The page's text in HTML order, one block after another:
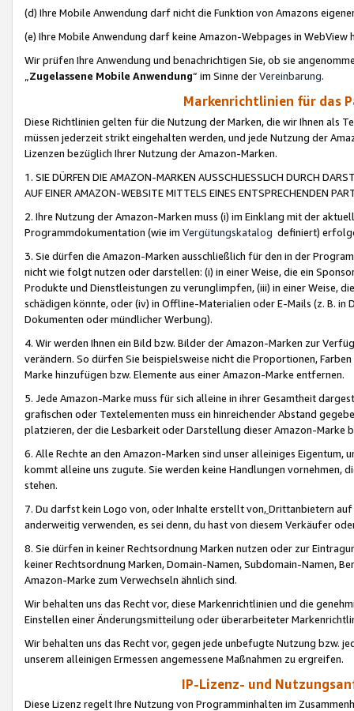
(d) Ihre Mobile Anwendung darf nicht die Funktion von Amazons
(e) Ihre Mobile Anwendung darf keine Amazon-Webpages in WebView
Wir prüfen Ihre Anwendung und benachrichtigen Sie, ob sie
„Zugelassene Mobile Anwendung“ im Sinne derVereinbarung.
Markenrichtlinien für das
Diese Richtlinien gelten für die Nutzung der Marken, die wir Ihnen als
müssen jederzeit strikt eingehalten werden, und jede Nutzung der
Lizenzen bezüglich Ihrer Nutzung der Amazon-Marken.
1. SIE DÜRFEN DIE AMAZON-MARKEN AUSSCHLIESSLICH DURCH
AUF EINER AMAZON-WEBSITE MITTELS EINES ENTSPRECHENDEN
2. Ihre Nutzung der Amazon-Marken muss (i) im Einklang mit der
Programmdokumentation (wie im Vergütungskatalog definiert)
3. Sie dürfen die Amazon-Marken ausschließlich für den in der
nicht wie folgt nutzen oder darstellen: (i) in einer Weise, die ein
Produkte und Dienstleistungen zu verunglimpfen, (iii) in einer Weise,
schädigen könnte, oder (iv) in Offline-Materialien oder E-Mails (z. B. in
Dokumenten oder mündlicher Werbung).
4. Wir werden Ihnen ein Bild bzw. Bilder der Amazon-Marken zur
verändern. So dürfen Sie beispielsweise nicht die Proportionen,
Marke hinzufügen bzw. Elemente aus einer Amazon-Marke entfernen.
5. Jede Amazon-Marke muss für sich alleine in ihrer Gesamtheit
grafischen oder Textelementen muss ein hinreichender Abstand
platzieren, der die Lesbarkeit oder Darstellung dieser Amazon-Marke
6. Alle Rechte an den Amazon-Marken sind unser alleiniges
kommt alleine uns zugute. Sie werden keine Handlungen vornehmen,
stehen.
7. Du darfst kein Logo von, oder Inhalte erstellt von,Drittanbietern auf
anderweitig verwenden, es sei denn, du hast von diesem Verkäufer
8. Sie dürfen in keiner Rechtsordnung Marken nutzen oder zur
keiner Rechtsordnung Marken, Domain-Namen, Subdomain-Namen,
Amazon-Marke zum Verwechseln ähnlich sind.
Wir behalten uns das Recht vor, diese Markenrichtlinien und die
Einstellen einer Änderungsmitteilung oder überarbeiteter
Wir behalten uns das Recht vor, gegen jede unbefugte Nutzung bzw.
unserem alleinigen Ermessen angemessene Maßnahmen zu ergreifen.
IP-Lizenz- und
Diese Lizenz regelt Ihre Nutzung von Programminhalten im